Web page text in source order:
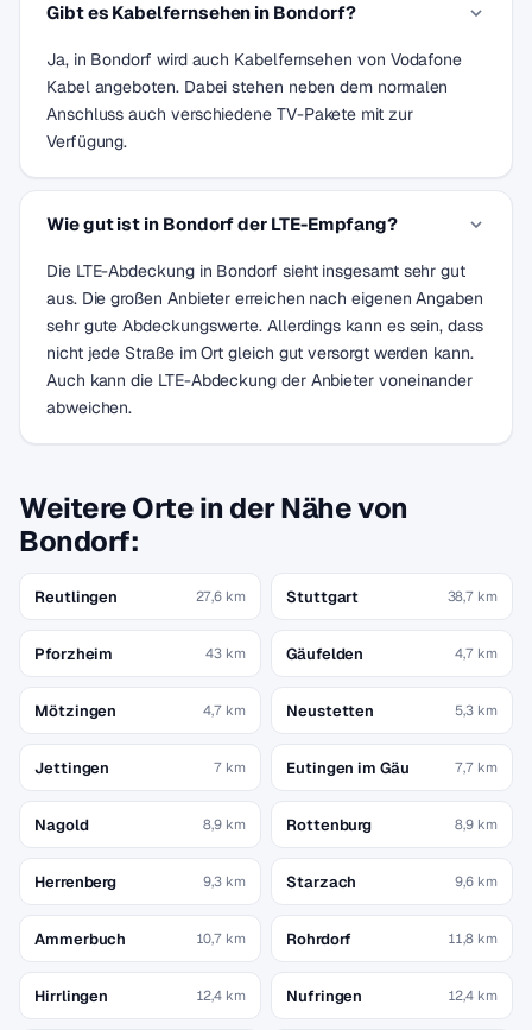
Gibt es Kabelfernsehen in Bondorf?
Ja, in Bondorf wird auch Kabelfernsehen von Vodafone
Kabel angeboten. Dabei stehen neben dem normalen
Anschluss auch verschiedene TV-Pakete mit zur
Verfügung.
Wie gut ist in Bondorf der LTE-Empfang?
Die LTE-Abdeckung in Bondorf sieht insgesamt sehr gut
aus. Die großen Anbieter erreichen nach eigenen Angaben
sehr gute Abdeckungswerte. Allerdings kann es sein, dass
nicht jede Straße im Ort gleich gut versorgt werden kann.
Auch kann die LTE-Abdeckung der Anbieter voneinander
abweichen.
Weitere Orte in der Nähe von
Bondorf:
Reutlingen 27,6 km Stuttgart 38,7 km
Pforzheim 43 km Gäufelden 4,7 km
Mötzingen 4,7 km Neustetten 5,3 km
Jettingen 7 km Eutingen im Gäu 7,7 km
Nagold 8,9 km Rottenburg 8,9 km
Herrenberg 9,3 km Starzach 9,6 km
Ammerbuch 10,7 km Rohrdorf 11,8 km
Hirrlingen 12,4 km Nufringen 12,4 km